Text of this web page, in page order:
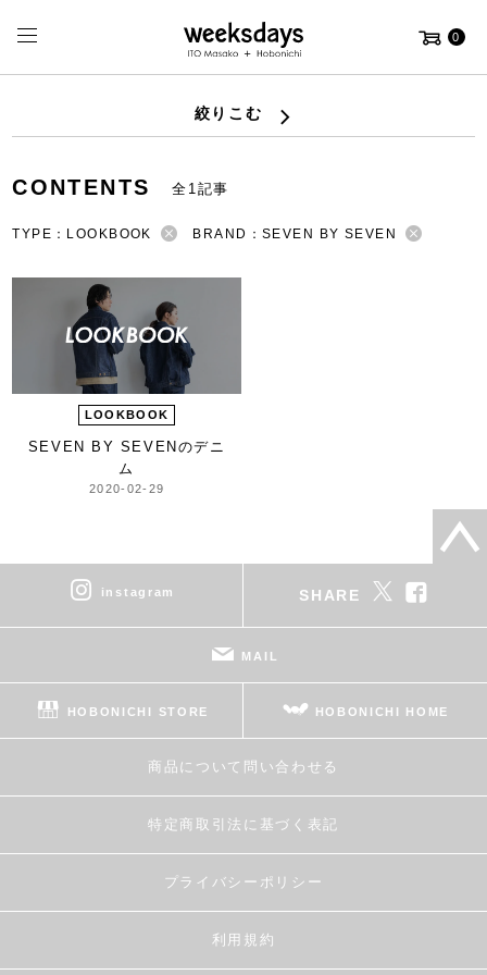
0
絞りこむ
CONTENTS 全1記事
TYPE：LOOKBOOK BRAND：SEVEN BY SEVEN
LOOKBOOK
SEVEN BY SEVENのデニ
ム
2020-02-29
instagram SHARE
MAIL
HOBONICHI STORE HOBONICHI HOME
商品について問い合わせる
特定商取引法に基づく表記
プライバシーポリシー
利用規約